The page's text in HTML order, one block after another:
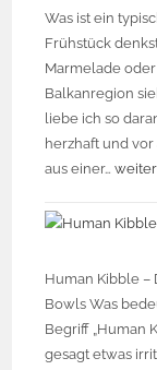
Was ist ein
Frühstück
Marmelade
Balkanregion
liebe ich so
herzhaft und
aus einer…
Human Kibble –
Bowls Was
Begriff „Human
gesagt etwas